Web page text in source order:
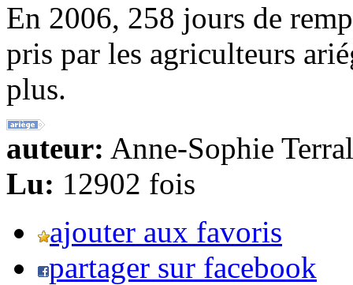
En 2006, 258 jours de
pris par les agriculteurs
plus.
auteur: Anne-Sophie
Lu: 12902 fois
ajouter aux favoris
partager sur facebook